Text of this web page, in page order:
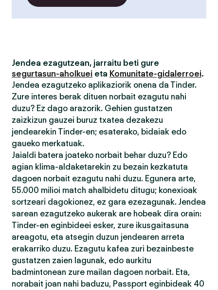
Jendea ezagutzean, jarraitu beti gure
segurtasun-aholkuei eta Komunitate-gidalerroei.
Jendea ezagutzeko aplikaziorik onena da Tinder.
Zure interes berak dituen norbait ezagutu nahi
duzu? Ez dago arazorik. Gehien gustatzen
zaizkizun gauzei buruz txatea dezakezu
jendearekin Tinder-en; esaterako, bidaiak edo
gaueko merkatuak.
Jaialdi batera joateko norbait behar duzu? Edo
agian klima-aldaketarekin zu bezain kezkatuta
dagoen norbait ezagutu nahi duzu. Egunera arte,
55.000 milioi match ahalbidetu ditugu; konexioak
sortzeari dagokionez, ez gara ezezagunak. Jendea
sarean ezagutzeko aukerak are hobeak dira orain:
Tinder-en eginbideei esker, zure ikusgaitasuna
areagotu, eta atsegin duzun jendearen arreta
erakarriko duzu. Ezagutu kafea zuri bezainbeste
gustatzen zaien lagunak, edo aurkitu
badmintonean zure mailan dagoen norbait. Eta,
norabait joan nahi baduzu, Passport eginbideak 40